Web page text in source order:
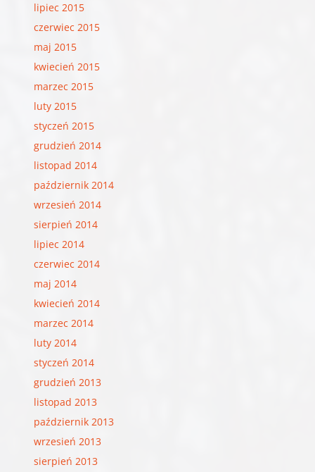
lipiec 2015
czerwiec 2015
maj 2015
kwiecień 2015
marzec 2015
luty 2015
styczeń 2015
grudzień 2014
listopad 2014
październik 2014
wrzesień 2014
sierpień 2014
lipiec 2014
czerwiec 2014
maj 2014
kwiecień 2014
marzec 2014
luty 2014
styczeń 2014
grudzień 2013
listopad 2013
październik 2013
wrzesień 2013
sierpień 2013